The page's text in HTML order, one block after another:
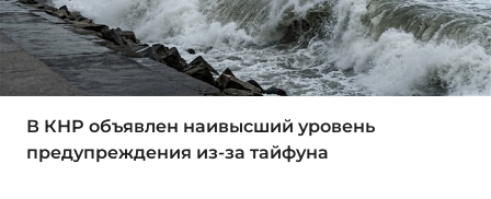
В КНР объявлен наивысший уровень
предупреждения из-за тайфуна